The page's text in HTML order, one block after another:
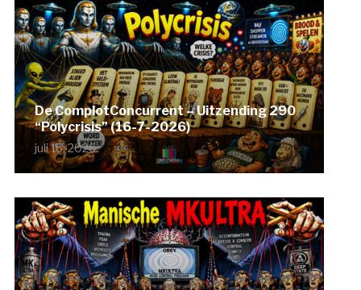
De ComplotConcurrent – Uitzending 290
“Polycrisis” (16-7-2026)
juli 16, 2026